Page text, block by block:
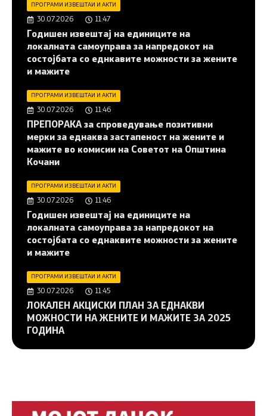
ПРОГРАМИ ИЗВЕШТАИ И АКТИ
30.07.2026 11:47
Годишен извештај на единиците на
локалната самоуправа за напредокот на
состојбата со еднкавите можности за жените
и мажите
ПРОГРАМИ ИЗВЕШТАИ И АКТИ
30.07.2026 11:46
ПРЕПОРАКА за спроведување позитивни
мерки за еднаква застапеност на жените и
мажите во комисии на Советот на Општина
Кочани
ПРОГРАМИ ИЗВЕШТАИ И АКТИ
30.07.2026 11:46
Годишен извештај на единиците на
локалната самоуправа за напредокот на
состојбата со еднаквите можности за жените
и мажите
ПРОГРАМИ ИЗВЕШТАИ И АКТИ
30.07.2026 11:45
ЛОКАЛЕН АКЦИСКИ ПЛАН ЗА ЕДНАКВИ
МОЖНОСТИ НА ЖЕНИТЕ И МАЖИТЕ ЗА 2025
ГОДИНА